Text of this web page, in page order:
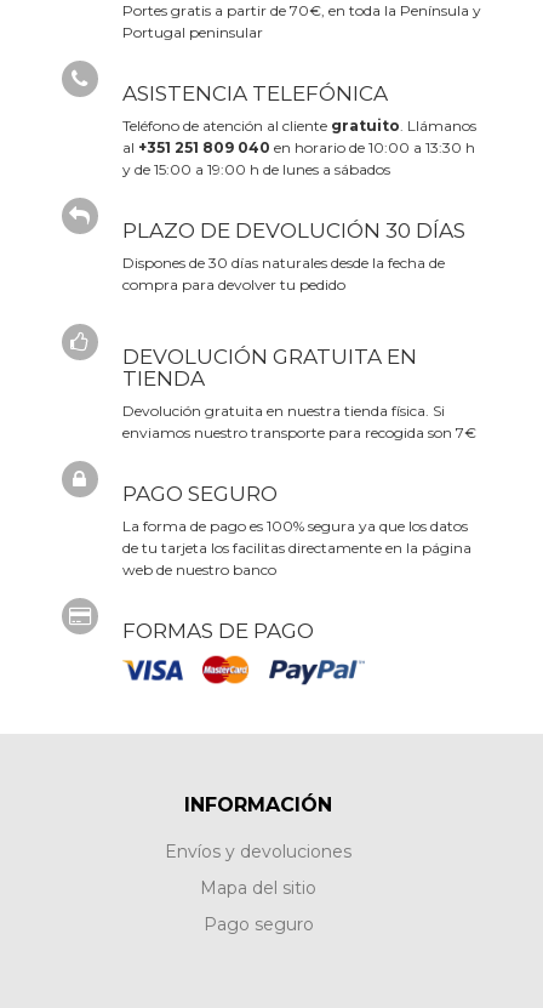
Portes gratis a partir de 70€, en toda la Península y
Portugal peninsular
ASISTENCIA TELEFÓNICA
Teléfono de atención al cliente gratuito. Llámanos
al +351 251 809 040 en horario de 10:00 a 13:30 h
y de 15:00 a 19:00 h de lunes a sábados
PLAZO DE DEVOLUCIÓN 30 DÍAS
Dispones de 30 días naturales desde la fecha de
compra para devolver tu pedido
DEVOLUCIÓN GRATUITA EN
TIENDA
Devolución gratuita en nuestra tienda física. Si
enviamos nuestro transporte para recogida son 7€
PAGO SEGURO
La forma de pago es 100% segura ya que los datos
de tu tarjeta los facilitas directamente en la página
web de nuestro banco
FORMAS DE PAGO
INFORMACIÓN
Envíos y devoluciones
Mapa del sitio
Pago seguro